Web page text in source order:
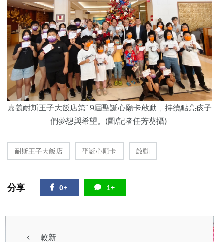
嘉義耐斯王子大飯店第19屆聖誕心願卡啟動，持續點亮孩子
們夢想與希望。(圖/記者任芳葵攝)
耐斯王子大飯店 聖誕心願卡 啟動
分享 0+ 1+
較新